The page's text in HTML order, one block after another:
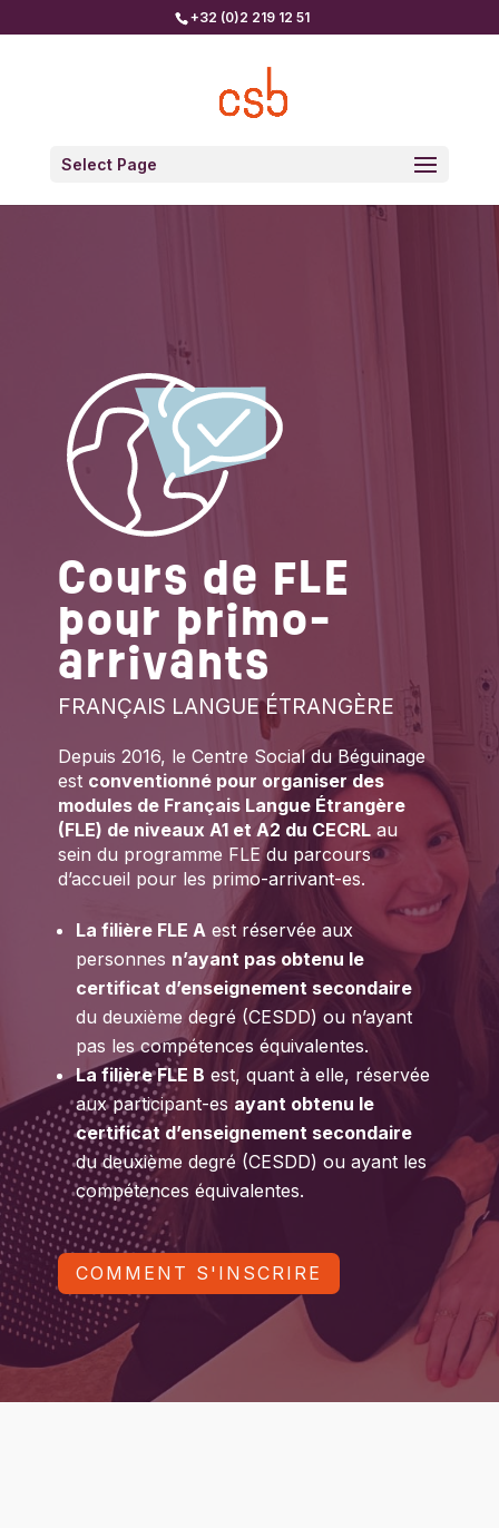
+32 (0)2 219 12 51
Select Page
Cours de FLE
pour primo-
arrivants
FRANÇAIS LANGUE ÉTRANGÈRE
Depuis 2016, le Centre Social du Béguinage
est conventionné pour organiser des
modules de Français Langue Étrangère
(FLE) de niveaux A1 et A2 du CECRLau
sein du programme FLE du parcours
d’accueil pour les primo-arrivant-es.
La filière FLE Aest réservée aux
personnes n’ayant pas obtenu le
certificat d’enseignement secondaire
du deuxième degré (CESDD) ou n’ayant
pas les compétences équivalentes.
La filière FLE B est, quant à elle, réservée
aux participant-es ayant obtenu le
certificat d’enseignement secondaire
du deuxième degré (CESDD) ou ayant les
compétences équivalentes.
COMMENT S'INSCRIRE